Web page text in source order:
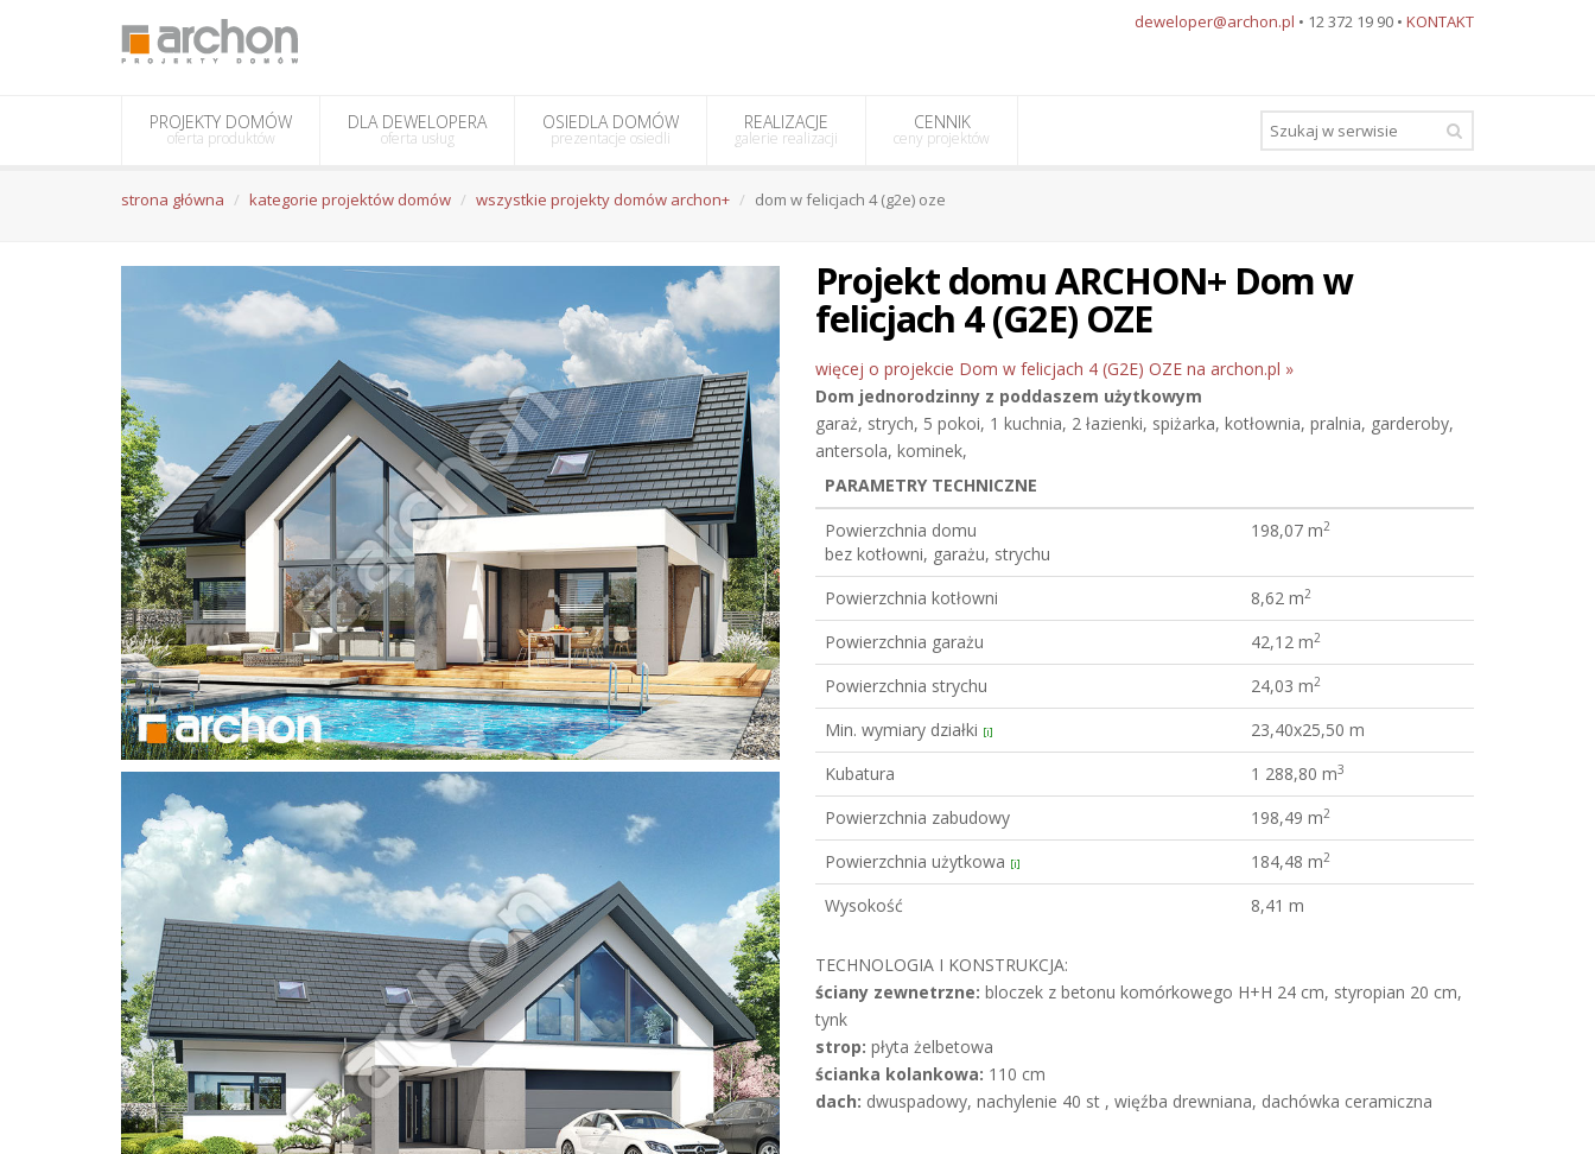
deweloper@archon.pl • 12 372 19 90 • KONTAKT
PROJEKTY DOMÓW
oferta produktów
DLA DEWELOPERA
oferta usług
OSIEDLA DOMÓW
prezentacje osiedli
REALIZACJE
galerie realizacji
CENNIK
ceny projektów
strona główna kategorie projektów domów wszystkie projekty domów archon+ dom w felicjach 4 (g2e) oze
Projekt domu ARCHON+ Dom w
felicjach 4 (G2E) OZE
więcej o projekcie Dom w felicjach 4 (G2E) OZE na archon.pl »
Dom jednorodzinny z poddaszem użytkowym
garaż, strych, 5 pokoi, 1 kuchnia, 2 łazienki, spiżarka, kotłownia, pralnia, garderoby,
antersola, kominek,
PARAMETRY TECHNICZNE
Powierzchnia domu
bez kotłowni, garażu, strychu
198,07 m2
Powierzchnia kotłowni 8,62 m2
Powierzchnia garażu 42,12 m2
Powierzchnia strychu 24,03 m2
Min. wymiary działki [i]
23,40x25,50 m
Kubatura
1 288,80 m3
Powierzchnia zabudowy 198,49 m2
Powierzchnia użytkowa [i] 184,48 m2
Wysokość 8,41 m
TECHNOLOGIA I KONSTRUKCJA:
ściany zewnetrzne: bloczek z betonu komórkowego H+H 24 cm, styropian 20 cm,
tynk
strop: płyta żelbetowa
ścianka kolankowa: 110 cm
dach: dwuspadowy, nachylenie 40 st , więźba drewniana, dachówka ceramiczna